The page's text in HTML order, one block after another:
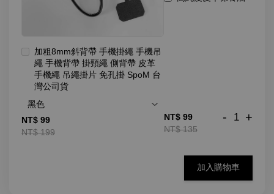
加粗8mm斜背帶 手機掛繩 手機吊
繩 手機背帶 掛頸繩 側背帶 皮革
手機繩 吊繩掛片 免孔掛 SpoM 台
灣公司貨
NT$ 99
NT$ 199
NT$ 99
NT$ 135
- +
加入購物車